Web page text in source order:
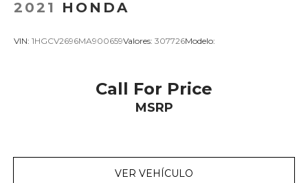
2021 HONDA
VIN: 1HGCV2696MA900659Valores: 307726Modelo:
Call For Price
MSRP
VER VEHÍCULO